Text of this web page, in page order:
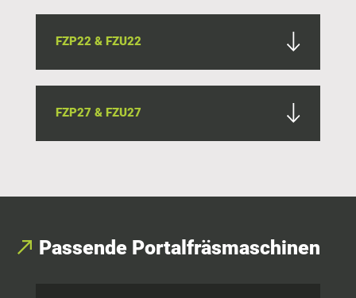
FZP22 & FZU22
FZP27 & FZU27
Passende Portalfräsmaschinen